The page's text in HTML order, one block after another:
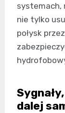
systemach,
nie tylko
połysk przez
dalej